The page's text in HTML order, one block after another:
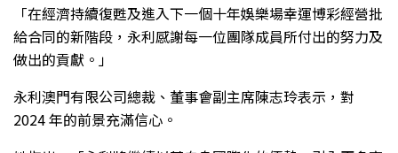
「在經濟持續復甦及進入下一個十年娛樂場幸運博彩經營批
給合同的新階段，永利感謝每一位團隊成員所付出的努力及
做出的貢獻。」
永利澳門有限公司總裁、董事會副主席陳志玲表示，對
2024 年的前景充滿信心。